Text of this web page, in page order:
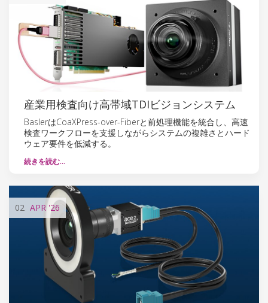
産業用検査向け高帯域TDIビジョンシステム
BaslerはCoaXPress-over-Fiberと前処理機能を統合し、高速
検査ワークフローを支援しながらシステムの複雑さとハード
ウェア要件を低減する。
続きを読む…
02 APR'26